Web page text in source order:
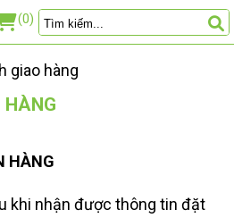
(0)
giao hàng
HÀNG
HÀNG
khi nhận được thông tin đặt